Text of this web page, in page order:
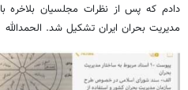
دادم که پس از نظرات مجلسیان بلاخره
مدیریت بحران ایران تشکیل شد. الحمدالله